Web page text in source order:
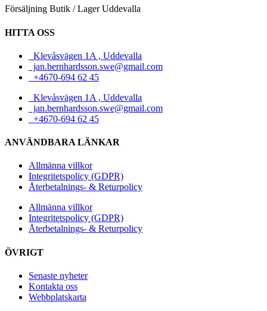
Försäljning Butik / Lager Uddevalla
HITTA OSS
Klevåsvägen 1A , Uddevalla
jan.bernhardsson.swe@gmail.com
+4670-694 62 45
Klevåsvägen 1A , Uddevalla
jan.bernhardsson.swe@gmail.com
+4670-694 62 45
ANVÄNDBARA LÄNKAR
Allmänna villkor
Integritetspolicy (GDPR)
Återbetalnings- & Returpolicy
Allmänna villkor
Integritetspolicy (GDPR)
Återbetalnings- & Returpolicy
ÖVRIGT
Senaste nyheter
Kontakta oss
Webbplatskarta